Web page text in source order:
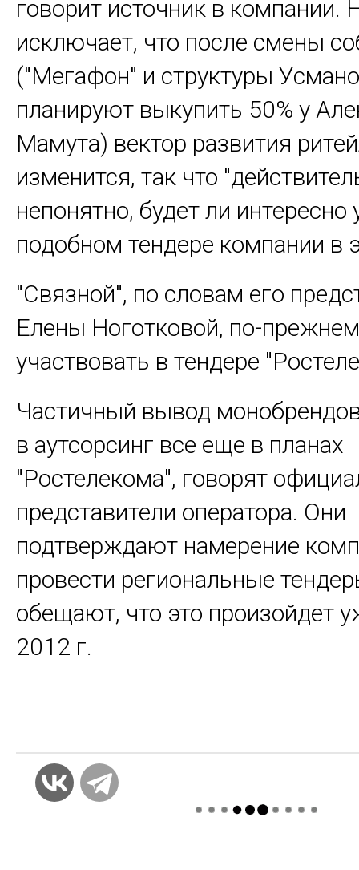
говорит источник в компании.
исключает, что после смены
("Мегафон" и структуры
планируют выкупить 50% у
Мамута) вектор развития
изменится, так что
непонятно, будет ли интересно
подобном тендере компании в
"Связной", по словам его
Елены Ноготковой, по-
участвовать в тендере
Частичный вывод
в аутсорсинг все еще в планах
"Ростелекома", говорят
представители оператора. Они
подтверждают намерение
провести региональные
обещают, что это произойдет
2012 г.